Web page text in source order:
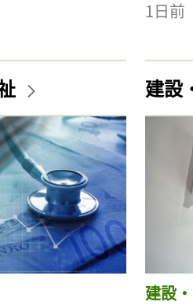
1日前
建設
建設